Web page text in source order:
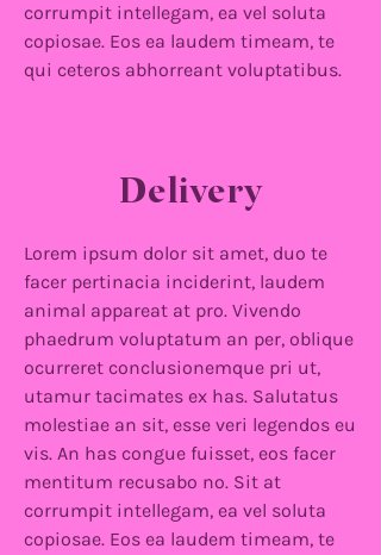
corrumpit intellegam, ea vel soluta
copiosae. Eos ea laudem timeam, te
qui ceteros abhorreant voluptatibus.
Delivery
Lorem ipsum dolor sit amet, duo te
facer pertinacia inciderint, laudem
animal appareat at pro. Vivendo
phaedrum voluptatum an per, oblique
ocurreret conclusionemque pri ut,
utamur tacimates ex has. Salutatus
molestiae an sit, esse veri legendos eu
vis. An has congue fuisset, eos facer
mentitum recusabo no. Sit at
corrumpit intellegam, ea vel soluta
copiosae. Eos ea laudem timeam, te